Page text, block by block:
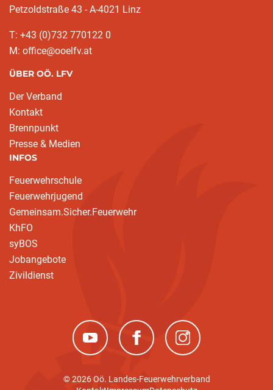
Petzoldstraße 43 - A-4021 Linz
T: +43 (0)732 770122 0
M: office@ooelfv.at
ÜBER OÖ. LFV
Der Verband
Kontakt
Brennpunkt
Presse & Medien
INFOS
Feuerwehrschule
Feuerwehrjugend
Gemeinsam.Sicher.Feuerwehr
KhFO
syBOS
Jobangebote
Zivildienst
(neues Fenster)(neues Fenster)(neues Fenster)
© 2026 Oö. Landes-Feuerwehrverband